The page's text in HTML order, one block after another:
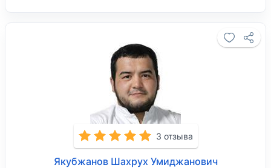
3 отзыва
Якубжанов Шахрух Умиджанович